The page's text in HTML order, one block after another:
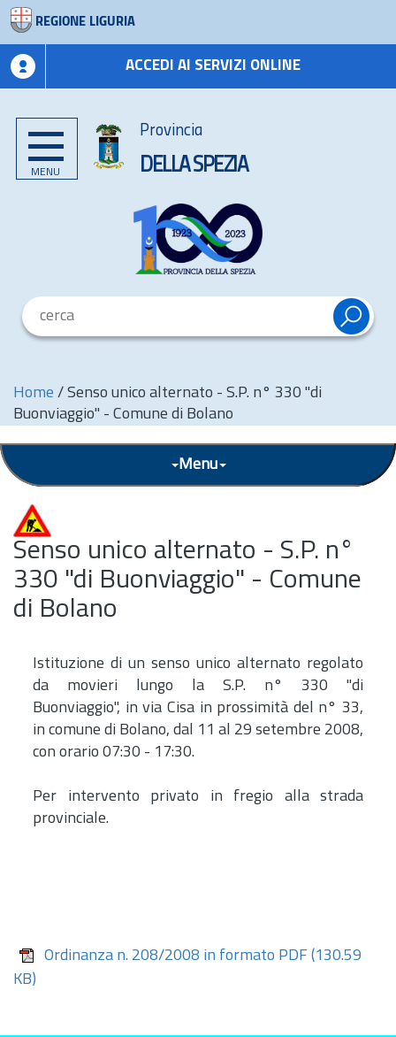
REGIONE LIGURIA
ACCEDI AI SERVIZI ONLINE
MENU
Provincia
DELLA SPEZIA
Home / Senso unico alternato - S.P. n° 330 "di
Buonviaggio" - Comune di Bolano
Menu
Senso unico alternato - S.P. n°
330 "di Buonviaggio" - Comune
di Bolano
Istituzione di un senso unico alternato regolato
da movieri lungo la S.P. n° 330 "di
Buonviaggio", in via Cisa in prossimità del n° 33,
in comune di Bolano, dal 11 al 29 setembre 2008,
con orario 07:30 - 17:30.
Per intervento privato in fregio alla strada
provinciale.
Ordinanza n. 208/2008 in formato PDF (130.59
KB)